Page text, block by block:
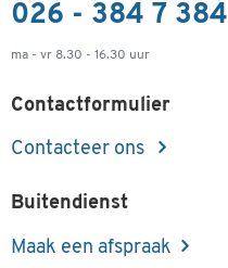
026 - 384 7 384
ma - vr 8.30 - 16.30 uur
Contactformulier
Contacteer ons
Buitendienst
Maak een afspraak